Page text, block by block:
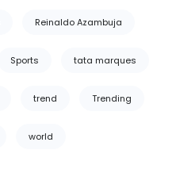
Reinaldo Azambuja
Sports tata marques
trend Trending
world